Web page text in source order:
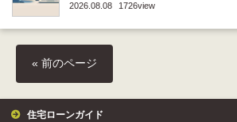
2026.08.08 1726view
« 前のページ
住宅ローンガイド